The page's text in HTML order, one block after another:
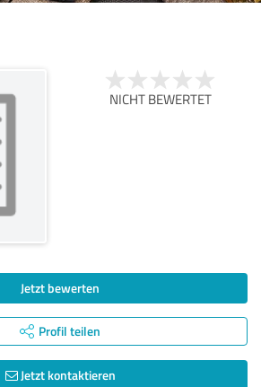
NICHT BEWERTET
Jetzt bewerten
Profil teilen
Jetzt kontaktieren